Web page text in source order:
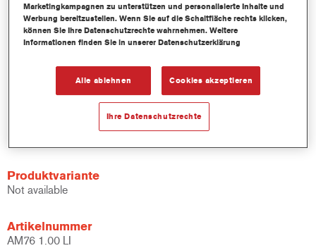
handhabenes Reparaturlacksystem.
Ein Mischbanksystem liefert alle lösemittelbasierenden
Lackqualitäten-medium - und high Solid Decklacke und
Schnelle Bestandskontrolle.
Schnelle Materialverwaltung.
Spart Lagerplatz.
Basierend auf geprüfter konzentrierter Cromax Technology.
Exzellente Farbtongenauigkeit.
Produktvariante
Not available
Artikelnummer
AM76 1.00 LI
Marketingkampagnen zu unterstützen und personalisierte Inhalte und
Werbung bereitzustellen. Wenn Sie auf die Schaltfläche rechts klicken,
können Sie Ihre Datenschutzrechte wahrnehmen. Weitere
Informationen finden Sie in unserer Datenschutzerklärung
Alle ablehnen Cookies akzeptieren
Ihre Datenschutzrechte